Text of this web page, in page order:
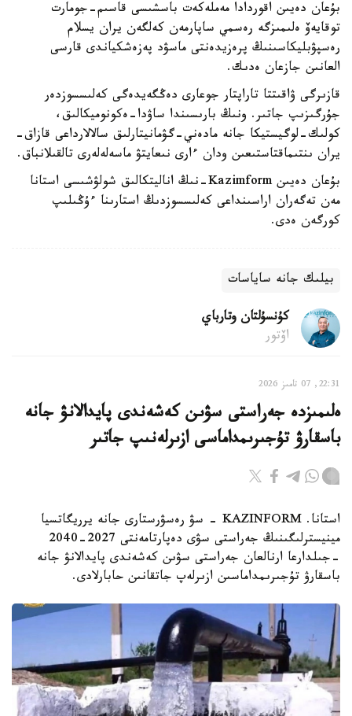
بۇعان دەيىن اقوردادا مەملەكەت باسشىسى قاسىم-جومارت
توقايەۆ ەلىمىزگە رەسمي ساپارمەن كەلگەن يران يسلام
رەسپۋبليكاسىنىڭ پرەزيدەنتى ماسۋد پەزەشكياندى قارسى
العانىن جازعان ەدىك.
قازىرگى ۋاقىتتا تاراپتار جوعارى دەڭگەيدەگى كەلىسسوزدەر
جۇرگىزىپ جاتىر. ونىڭ بارىسىندا ساۋدا-ەكونوميكالىق،
كولىك-لوگيستيكا جانە مادەني-گۋمانيتارلىق سالالارداعى قازاق-
يران ىنتىماقتاستىعىن ودان ءارى نىعايتۋ ماسەلەلەرى تالقىلانباق.
بۇعان دەيىن Kazimform-نىڭ اناليتكالىق شولۋشىسى استانا
مەن تەگەران اراسىنداعى كەلىسسوزدىڭ استارىنا ءۇڭىلىپ
كورگەن ەدى.
بيلىك جانە ساياسات
كۇنسۇلتان وتارباي
اۆتور
22:31, 07 تامىز 2026
ەلىمىزدە جەراستى سۋىن كەشەندى پايدالانۋ جانە
باسقارۋ تۇجىرىمداماسى ازىرلەنىپ جاتىر
استانا. KAZINFORM - سۋ رەسۋرستارى جانە يرريگاتسيا
مينيسترلىگىنىڭ جەراستى سۋى دەپارتامەنتى 2027-2040
-جىلدارعا ارنالعان جەراستى سۋىن كەشەندى پايدالانۋ جانە
باسقارۋ تۇجىرىمداماسىن ازىرلەپ جاتقانىن حابارلادى.